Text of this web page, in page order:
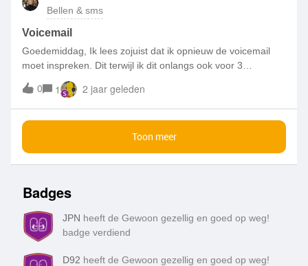
Bellen & sms
Voicemail
Goedemiddag, Ik lees zojuist dat ik opnieuw de voicemail
moet inspreken. Dit terwijl ik dit onlangs ook voor 3
nummers een nieuwe voicemail heb moeten inspreken
doordat jullie wijzigingen aanbrengen. Dit is uiteraard heel
vervelend!Ik hoop dat dit nu niet weer gaat voorkomen. Bij
andere providers is dit nog nooit voorgekomen. Groeten
0 1 2 jaar geleden
Toon meer
Badges
JPN heeft de Gewoon gezellig en goed op weg!
badge verdiend
D92 heeft de Gewoon gezellig en goed op weg!